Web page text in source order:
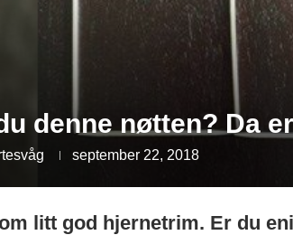
denne nøtten? Da
september 22, 2018
litt god hjernetrim. Er du